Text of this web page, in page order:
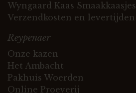
Wyngaard Kaas Smaakkaasjes
Verzendkosten en levertijden
Reypenaer
Onze kazen
Het Ambacht
Pakhuis Woerden
Online Proeverij